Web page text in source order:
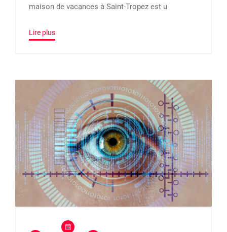
maison de vacances à Saint-Tropez est u
Lire plus